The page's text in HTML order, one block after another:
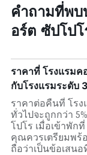
คำถามที่พบ
อร์ต ซัปโป
ราคาที่ โรงแรม
กับโรงแรมระดับ
ราคาต่อคืนที่ โร
ทั่วไปจะถูกกว่า
โปโร เมื่อเข้าพัก
คุณควรเตรียมพร้
ถือว่าเป็นข้อเสน